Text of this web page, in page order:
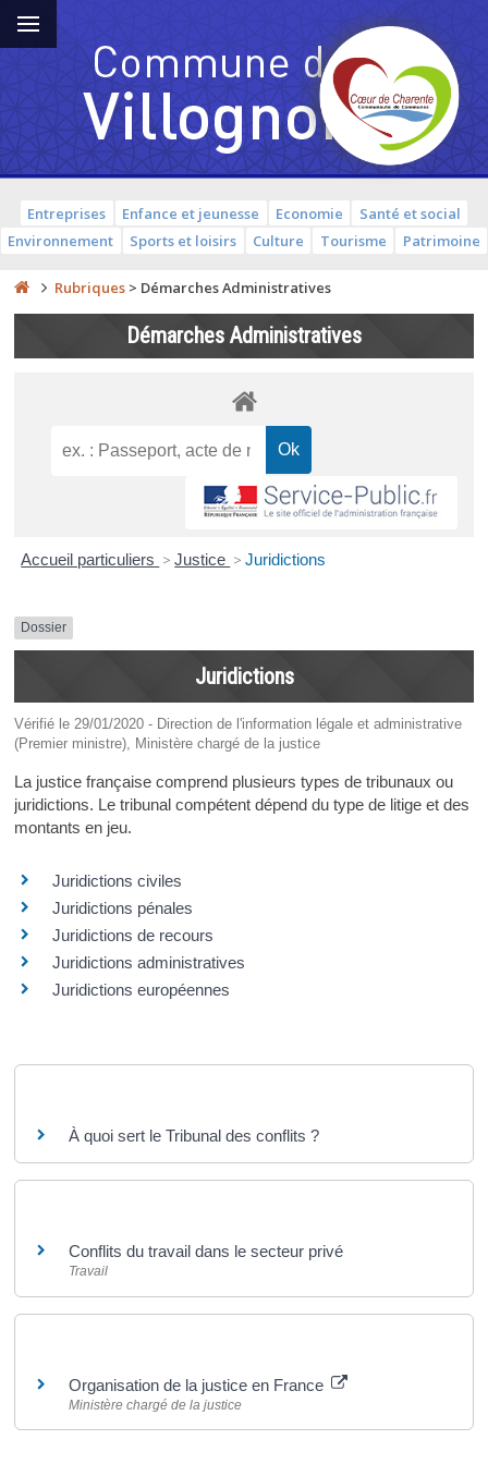
Entreprises Enfance et jeunesse Economie
Santé et social
Environnement
Sports et loisirs Culture Tourisme Patrimoine
Rubriques > Démarches Administratives
Démarches Administratives
Accueil particuliers > Justice > Juridictions
Dossier
Juridictions
Vérifié le 29/01/2020 - Direction de l'information légale et administrative
(Premier ministre), Ministère chargé de la justice
La justice française comprend plusieurs types de tribunaux ou
juridictions. Le tribunal compétent dépend du type de litige et des
montants en jeu.
Juridictions civiles
Juridictions pénales
Juridictions de recours
Juridictions administratives
Juridictions européennes
À quoi sert le Tribunal des conflits ?
Conflits du travail dans le secteur privé
Travail
Organisation de la justice en France
Ministère chargé de la justice